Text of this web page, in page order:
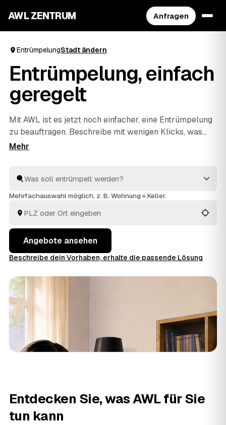
AWL ZENTRUM Anfragen
EntrümpelungStadt ändern
Entrümpelung, einfach
geregelt
Mit AWL ist es jetzt noch einfacher, eine Entrümpelung
zu beauftragen. Beschreibe mit wenigen Klicks, was
raus soll, und erhalte passende Festpreis-Angebote
– die Profis räumen schnell aus und entsorgen alles
fachgerecht. So ist dies die praktischste Art, deine
Mehrfachauswahl möglich, z. B. Wohnung + Keller.
Angebote ansehen
Beschreibe dein Vorhaben, erhalte die passende Lösung
Entdecken Sie, was AWL für Sie
tun kann